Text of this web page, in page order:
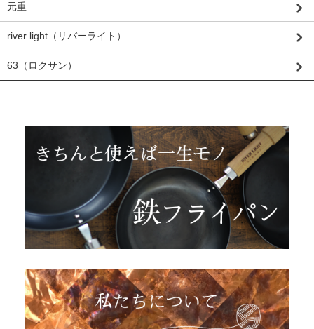
元重
river light（リバーライト）
63（ロクサン）